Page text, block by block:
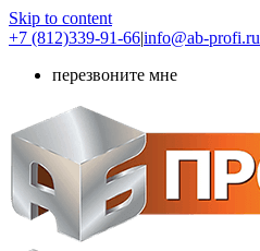
Skip to content
+7 (812)339-91-66|info@ab-profi.ru
перезвоните мне